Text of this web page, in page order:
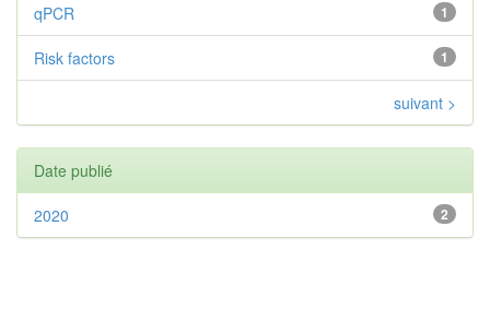
1
qPCR
1
Risk factors
suivant >
Date publié
2
2020